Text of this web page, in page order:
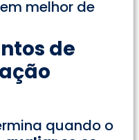
melhor de
de
quando o